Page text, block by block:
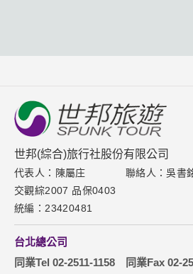
聯絡我們
下載專區
取消訂單說明
隱私權保護政策
世邦(綜合)旅行社股份有限公司
代表人：陳屬庄
聯絡人：吳書
交觀綜2007 品保0403
統編：23420481
台北總公司
同業Tel 02-2511-1158
同業Fax 02-